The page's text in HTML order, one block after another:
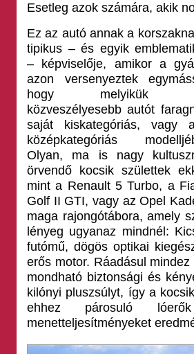
Esetleg azok számára, akik
Ez az autó annak a
tipikus – és egyik
– képviselője, amikor a
azon versenyeztek
hogy melyikük
közveszélyesebb autót
saját kiskategóriás, vagy
középkategóriás
Olyan, ma is nagy
örvendő kocsik születtek
mint a Renault 5 Turbo, a
Golf II GTI, vagy az Opel
maga rajongótábora, amely
lényeg ugyanaz mindnél:
futómű, dögös optikai
erős motor. Ráadásul
mondható biztonsági és
kilónyi pluszsúlyt, így a
ehhez párosuló
menetteljesítményeket